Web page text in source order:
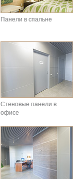
Панели в спальне
Стеновые панели в
офисе